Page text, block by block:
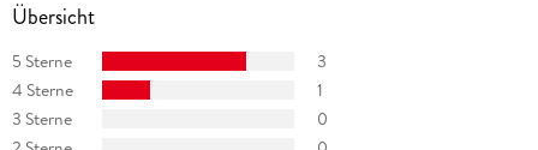
Übersicht
5 Sterne
3
4 Sterne
1
3 Sterne
0